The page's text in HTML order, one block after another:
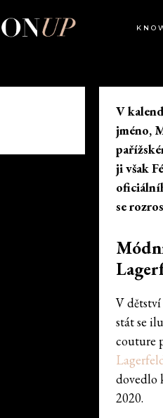
V
jméno,
ji však
se
V dětství
stát se
couture
dovedlo
2020.